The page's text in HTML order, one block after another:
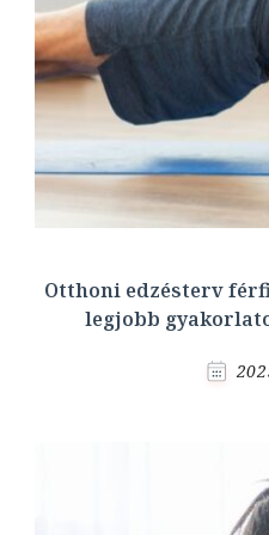
Otthoni edzésterv
legjobb